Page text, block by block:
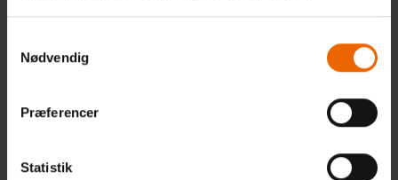
Nødvendig
Præferencer
Statistik
Når du ved hvem din målgruppe er, og har styr på din
persona kan du begynde at udarbejde det gode content -
se mereher.